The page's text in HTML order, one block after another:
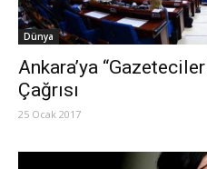
Dünya
Ankara’ya
Çağrısı
25 Ocak 2017